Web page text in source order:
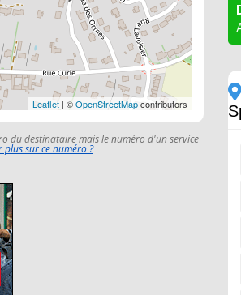
Leaflet | ©OpenStreetMapcontributors
du destinataire mais le numéro d'un service
plus sur ce numéro ?